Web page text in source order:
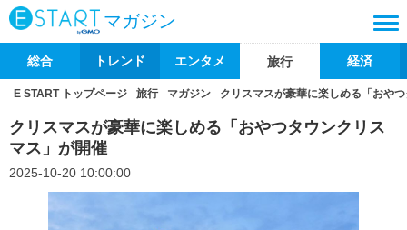
マガジン
総合 トレンド エンタメ 旅行 経済
E START トップページ 旅行 マガジン クリスマスが豪華に楽しめる「おや
クリスマスが豪華に楽しめる「おやつタウンクリス
マス」が開催
2025-10-20 10:00:00